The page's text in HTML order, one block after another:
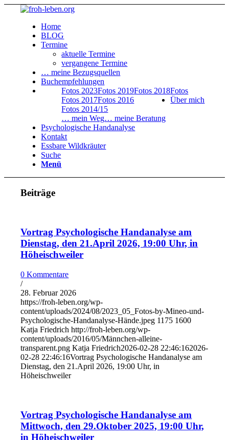
Home
BLOG
Termine
aktuelle Termine
vergangene Termine
… meine Bezugsquellen
Buchempfehlungen
Fotos
Fotos 2023Fotos 2019Fotos 2018
Fotos 2017Fotos 2016
Fotos 2014/15
Über mich
… mein Weg… meine Beratung
Psychologische Handanalyse
Kontakt
Essbare Wildkräuter
Suche
Menü
Beiträge
Vortrag Psychologische Handanalyse am
Dienstag, den 21.April 2026, 19:00 Uhr, in
Höheischweiler
0 Kommentare
/
28. Februar 2026
https://froh-leben.org/wp-
content/uploads/2024/08/2023_05_Fotos-by-Mineo-und-
Psychologische-Handanalyse-Hände.jpeg 1175 1600
Katja Friedrich http://froh-leben.org/wp-
content/uploads/2016/05/Männchen-alleine-
transparent.png Katja Friedrich2026-02-28 22:46:162026-
02-28 22:46:16Vortrag Psychologische Handanalyse am
Dienstag, den 21.April 2026, 19:00 Uhr, in
Höheischweiler
Vortrag Psychologische Handanalyse am
Mittwoch, den 29.Oktober 2025, 19:00 Uhr,
in Höheischweiler